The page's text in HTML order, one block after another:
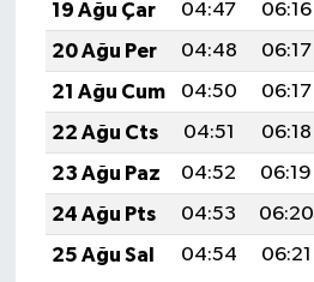
19 Ağu Çar
04:47 06:16
20 Ağu Per
04:48 06:17
21 Ağu Cum
04:50 06:17
22 Ağu Cts
04:51 06:18
23 Ağu Paz
04:52 06:19
24 Ağu Pts
04:53 06:20
25 Ağu Sal
04:54 06:21